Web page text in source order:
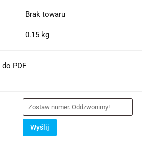
Brak towaru
0.15 kg
PDF
Wyślij